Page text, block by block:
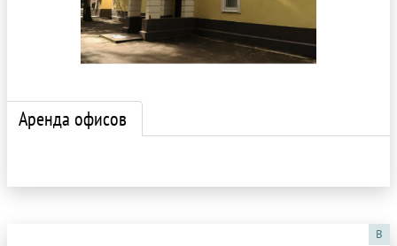
Аренда офисов
B